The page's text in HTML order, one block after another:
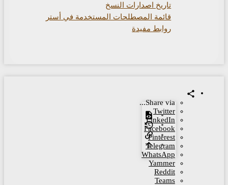
تاريخ اصدارات النسخ
قائمة المصطلحات المستخدمة في أستر
روابط مفيدة
Share via...
Twitter
LinkedIn
Facebook
Pinterest
Telegram
WhatsApp
Yammer
Reddit
Teams